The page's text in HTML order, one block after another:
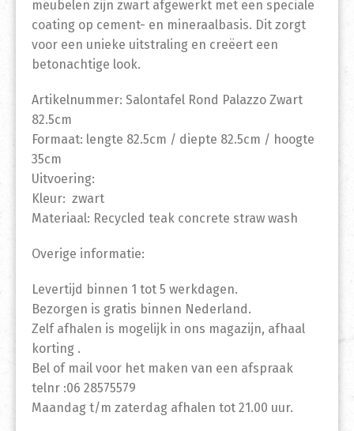
meubelen zijn zwart afgewerkt met een speciale
coating op cement- en mineraalbasis. Dit zorgt
voor een unieke uitstraling en creëert een
betonachtige look.
Artikelnummer: Salontafel Rond Palazzo Zwart
82.5cm
Formaat: lengte 82.5cm / diepte 82.5cm / hoogte
35cm
Uitvoering:
Kleur: zwart
Materiaal: Recycled teak concrete straw wash
Overige informatie:
Levertijd binnen 1 tot 5 werkdagen.
Bezorgen is gratis binnen Nederland.
Zelf afhalen is mogelijk in ons magazijn, afhaal
korting .
Bel of mail voor het maken van een afspraak
telnr :06 28575579
Maandag t/m zaterdag afhalen tot 21.00 uur.